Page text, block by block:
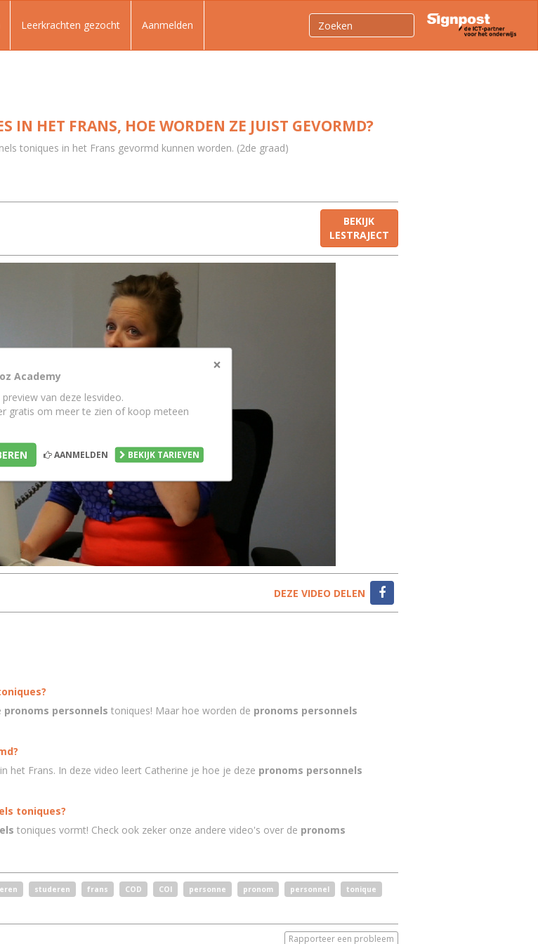
Leerkrachten gezocht Aanmelden
IN HET FRANS, HOE WORDEN ZE JUIST GEVORMD?
toniques in het Frans gevormd kunnen worden. (2de graad)
BEKIJK
LESTRAJECT
×
Academy
van deze lesvideo.
gratis om meer te zien of koop meteen
AANMELDEN BEKIJK TARIEVEN
DEZE VIDEO DELEN
pronoms personnels toniques! Maar hoe worden de pronoms personnels
het Frans. In deze video leert Catherine je hoe je deze pronoms personnels
toniques?
toniques vormt! Check ook zeker onze andere video's over de pronoms
studeren frans COD COI personne pronom personnel
tonique
Rapporteer een probleem